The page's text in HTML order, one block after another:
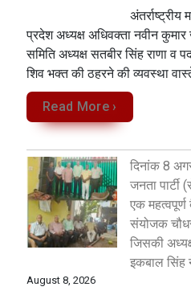
अंतर्राष्ट्रीय
प्रदेश अध्यक्ष अधिवक्ता नवीन
समिति अध्यक्ष सतबीर सिंह राणा व
शिव भक्त की ठहरने की व्यवस्था
Read More ›
दिनांक 8
जनता पार्टी
एक
संयोजक
जिसकी
इकबाल सिंह
August 8, 2026